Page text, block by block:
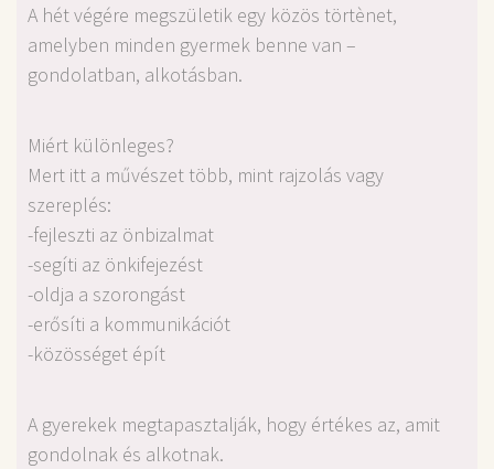
A hét végére megszületik egy közös törtènet,
amelyben minden gyermek benne van –
gondolatban, alkotásban.
Miért különleges?
Mert itt a művészet több, mint rajzolás vagy
szereplés:
-fejleszti az önbizalmat
-segíti az önkifejezést
-oldja a szorongást
-erősíti a kommunikációt
-közösséget épít
A gyerekek megtapasztalják, hogy értékes az, amit
gondolnak és alkotnak.